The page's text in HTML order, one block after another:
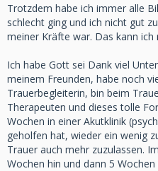
Trotzdem habe ich immer alle
schlecht ging und ich nicht gut
meiner Kräfte war. Das kann
Ich habe Gott sei Dank viel
meinem Freunden, habe noch
Trauerbegleiterin, bin beim
Therapeuten und dieses tolle
Wochen in einer Akutklinik
geholfen hat, wieder ein wenig
Trauer auch mehr zuzulassen.
Wochen hin und dann 5